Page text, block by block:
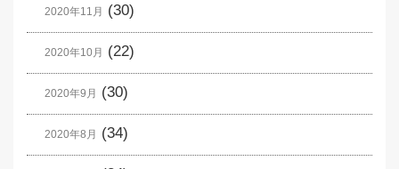
2020年11月 (30)
2020年10月 (22)
2020年9月 (30)
2020年8月 (34)